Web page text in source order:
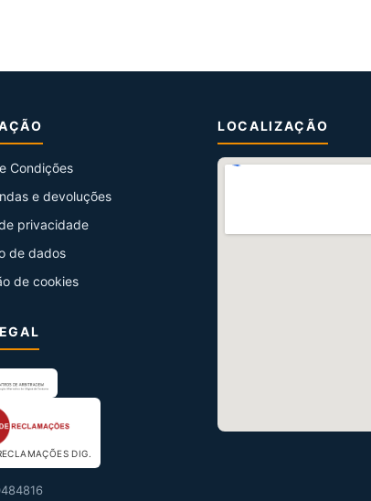
Condições
e devoluções
privacidade
de dados
de cookies
DIG.
LOCALIZAÇÃO